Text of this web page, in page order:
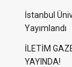
İstanbul
Yayımlandı
İLETİM
YAYINDA!